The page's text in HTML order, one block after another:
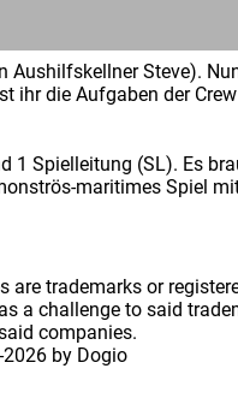
Aushilfskellner Steve).
die Aufgaben der Crew
1 Spielleitung (SL). Es
maritimes Spiel
are trademarks or
a challenge to said
companies.
2026 by Dogio